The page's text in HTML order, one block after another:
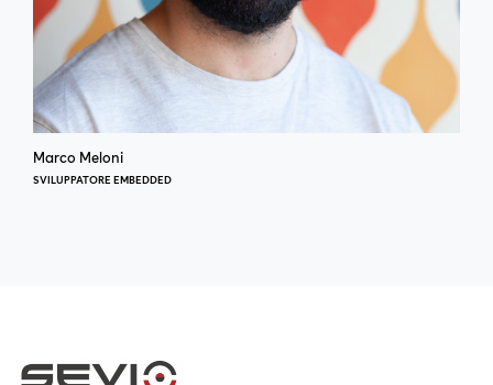
Marco Meloni
SVILUPPATORE EMBEDDED